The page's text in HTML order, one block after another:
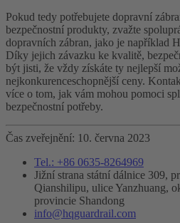
Pokud tedy potřebujete dopravní
bezpečnostní produkty, zvažte
dopravních zábran, jako je například
Díky jejich závazku ke kvalitě,
být jisti, že vždy získáte ty nejlepší
nejkonkurenceschopnější ceny.
více o tom, jak vám mohou pomoci
bezpečnostní potřeby.
Čas zveřejnění: 10. června 2023
Tel.: +86 0635-8264969
Jižní strana státní dálnice 309,
Qianshilipu, ulice Yanzhuang,
provincie Shandong
info@hqguardrail.com